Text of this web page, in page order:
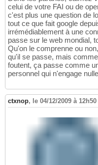
celui de votre FAI ou de
c'est plus une question de
tout ce que fait google
irrémédiablement à une
passe sur le web mondial,
Qu'on le comprenne ou
qu'il se passe, mais
foutent, ça passe comme
personnel qui n'engage
ctxnop, le 04/12/2009 à 12h50